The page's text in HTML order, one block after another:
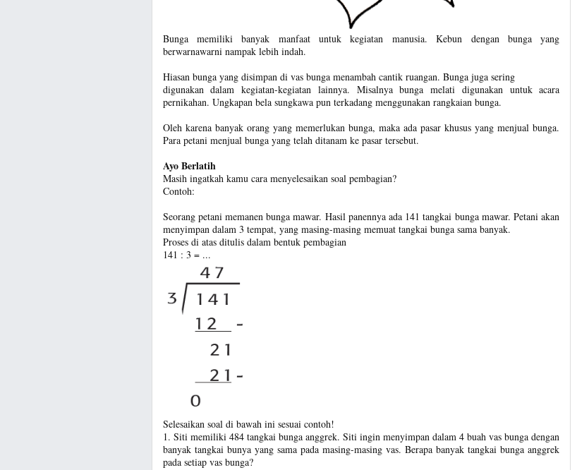
Bunga memiliki banyak manfaat untuk kegiatan manusia. Kebun dengan bunga yang
berwarnawarni nampak lebih indah.
Hiasan bunga yang disimpan di vas bunga menambah cantik ruangan. Bunga juga sering
digunakan dalam kegiatan-kegiatan lainnya. Misalnya bunga melati digunakan untuk acara
pernikahan. Ungkapan bela sungkawa pun terkadang menggunakan rangkaian bunga.
Oleh karena banyak orang yang memerlukan bunga, maka ada pasar khusus yang menjual bunga.
Para petani menjual bunga yang telah ditanam ke pasar tersebut.
Ayo Berlatih
Masih ingatkah kamu cara menyelesaikan soal pembagian?
Contoh:
Seorang petani memanen bunga mawar. Hasil panennya ada 141 tangkai bunga mawar. Petani akan
menyimpan dalam 3 tempat, yang masing-masing memuat tangkai bunga sama banyak.
Proses di atas ditulis dalam bentuk pembagian
141 : 3 = ...
Selesaikan soal di bawah ini sesuai contoh!
1. Siti memiliki 484 tangkai bunga anggrek. Siti ingin menyimpan dalam 4 buah vas bunga dengan
banyak tangkai bunya yang sama pada masing-masing vas. Berapa banyak tangkai bunga anggrek
pada setiap vas bunga?